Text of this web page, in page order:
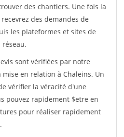
des chantiers. Une fois la
des demandes de
les plateformes et sites de
sont vérifiées par notre
en relation à Chaleins. Un
vérifier la véracité d'une
pouvez rapidement $etre en
pour réaliser rapidement